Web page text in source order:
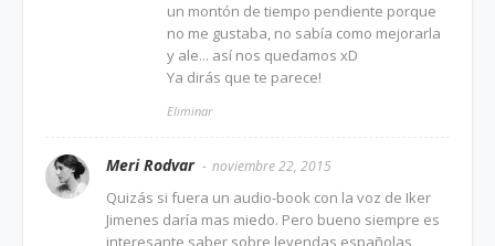
un montón de tiempo pendiente porque
no me gustaba, no sabía como mejorarla
y ale... así nos quedamos xD
Ya dirás que te parece!
Eliminar
Meri Rodvar noviembre 22, 2015
Quizás si fuera un audio-book con la voz de Iker
Jimenes daría mas miedo. Pero bueno siempre es
interesante saber sobre leyendas españolas